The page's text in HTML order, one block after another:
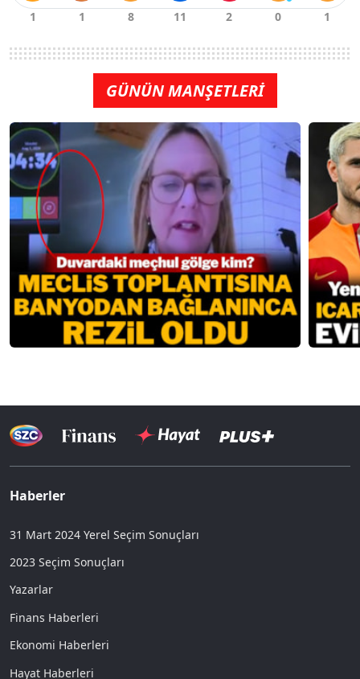
GÜNÜN MANŞETLERİ
Haberler
31 Mart 2024 Yerel Seçim Sonuçları
2023 Seçim Sonuçları
Yazarlar
Finans Haberleri
Ekonomi Haberleri
Hayat Haberleri